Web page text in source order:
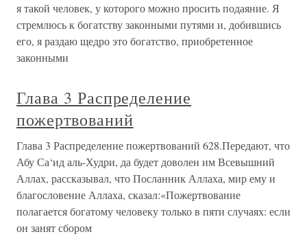
я такой человек, у которого можно просить подаяние. Я
стремлюсь к богатству законными путями и, добившись
его, я раздаю щедро это богатство, приобретенное
законными
Глава 3 Распределение
пожертвований
Глава 3 Распределение пожертвований 628.Передают, что
Абу Са‘ид аль-Худри, да будет доволен им Всевышний
Аллах, рассказывал, что Посланник Аллаха, мир ему и
благословение Аллаха, сказал:«Пожертвование
полагается богатому человеку только в пяти случаях: если
он занят сбором